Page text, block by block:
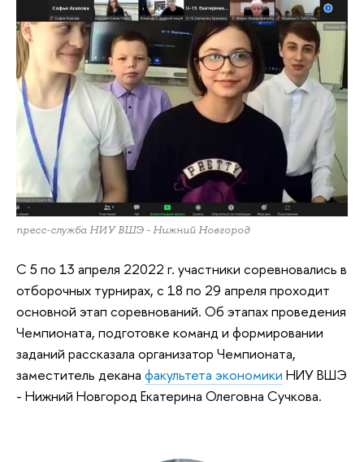
пресс-служба НИУ ВШЭ - Нижний Новгород
С 5 по 13 апреля 22022 г. участники соревновались в
отборочных турнирах, с 18 по 29 апреля проходит
основной этап соревнований. Об этапах проведения
Чемпионата, подготовке команд и формировании
заданий рассказала организатор Чемпионата,
заместитель декана факультета экономики НИУ ВШЭ
- Нижний Новгород Екатерина Олеговна Сучкова.